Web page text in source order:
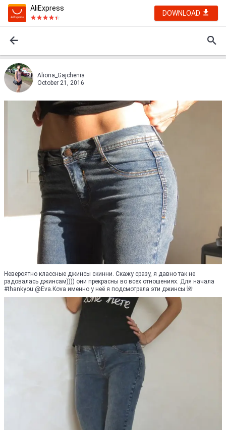
AliExpress
DOWNLOAD
Aliona_Gajchenia
October 21, 2016
Невероятно классные джинсы скинни. Скажу сразу, я давно так не
радовалась джинсам)))) они прекрасны во всех отношениях. Для начала
#thankyou @Eva.Kova именно у неё я подсмотрела эти джинсы 🌺